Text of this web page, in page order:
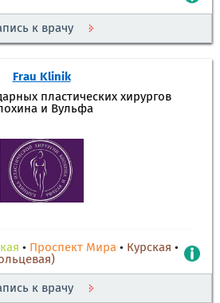
к врачу
Frau Klinik
пластических хирургов
и Вульфа
• Проспект Мира • Курская •
к врачу